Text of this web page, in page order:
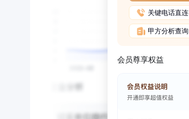
关键电话直连
甲方分析查询
会员尊享权益